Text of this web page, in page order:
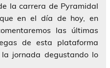
la carrera de Pyramidal
en el día de hoy, en
las últimas
de esta plataforma
la jornada degustando lo